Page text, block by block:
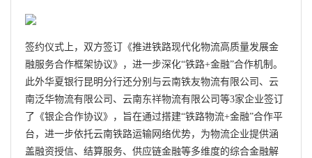
签约仪式上，双方签订《推进铁路现代化物流高质量发展金
融服务合作框架协议》，进一步深化“铁路+金融”合作机制。
此外华夏银行昆明分行还分别与云南铁友物流有限公司、云
南泛华物流有限公司、云南东祥物流有限公司等3家企业签订
了《银企合作协议》，旨在通过搭建“铁路物流+金融”合作平
台，进一步依托云南铁路运输网络优势，为物流企业提供涵
盖融资授信、结算服务、供应链金融等多维度的综合金融解